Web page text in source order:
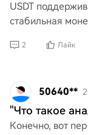
USDT
стабильная
разработчиков в
2 Лайк
50640**
"Что такое
Конечно, вот